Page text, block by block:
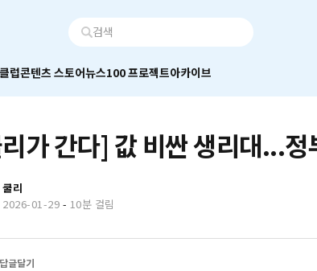
럽콘텐츠 스토어뉴스100 프로젝트아카이브
가 간다] 값 비싼 생리대...정
쿨리
2026-01-29 - 10분 걸림
답글달기